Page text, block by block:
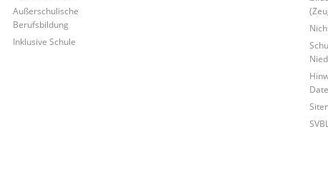
Außerschulische
Berufsbildung
Inklusive Schule
SVBL